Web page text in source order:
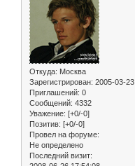
Откуда: Москва
Зарегистрирован: 2005-03-23
Приглашений: 0
Сообщений: 4332
Уважение: [+0/-0]
Позитив: [+0/-0]
Провел на форуме:
Не определено
Последний визит: